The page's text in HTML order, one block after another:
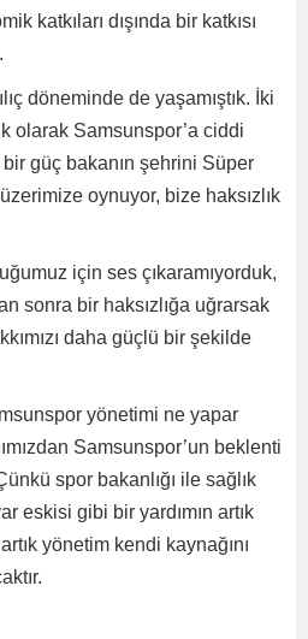
katkıları dışında bir katkısı
döneminde de yaşamıştık. İki
olarak Samsunspor’a ciddi
bir güç bakanın şehrini Süper
oynuyor, bize haksızlık
için ses çıkaramıyorduk,
sonra bir haksızlığa uğrarsak
daha güçlü bir şekilde
yönetimi ne yapar
Samsunspor’un beklenti
spor bakanlığı ile sağlık
eskisi gibi bir yardımın artık
yönetim kendi kaynağını